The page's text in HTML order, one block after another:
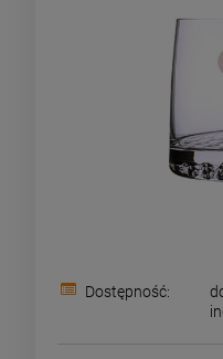
Dostępność: